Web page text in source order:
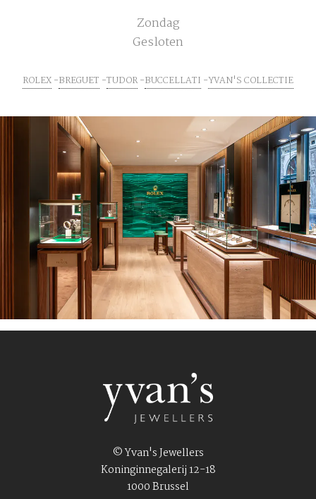
Zondag
Gesloten
ROLEX BREGUET TUDOR BUCCELLATI YVAN'S COLLECTIE
© Yvan's Jewellers
Koninginnegalerij 12-18
1000 Brussel